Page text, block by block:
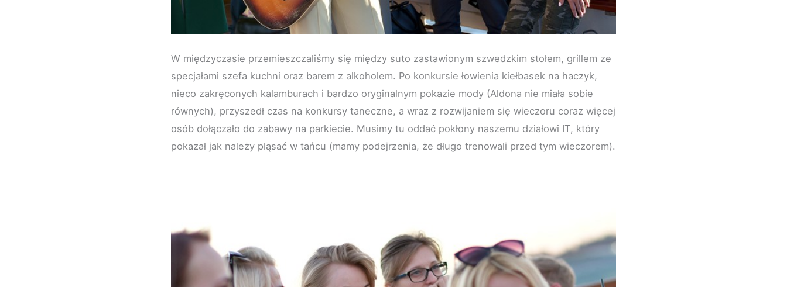
W międzyczasie przemieszczaliśmy się między suto zastawionym szwedzkim stołem, grillem ze
specjałami szefa kuchni oraz barem z alkoholem. Po konkursie łowienia kiełbasek na haczyk,
nieco zakręconych kalamburach i bardzo oryginalnym pokazie mody (Aldona nie miała sobie
równych), przyszedł czas na konkursy taneczne, a wraz z rozwijaniem się wieczoru coraz więcej
osób dołączało do zabawy na parkiecie. Musimy tu oddać pokłony naszemu działowi IT, który
pokazał jak należy pląsać w tańcu (mamy podejrzenia, że długo trenowali przed tym wieczorem).